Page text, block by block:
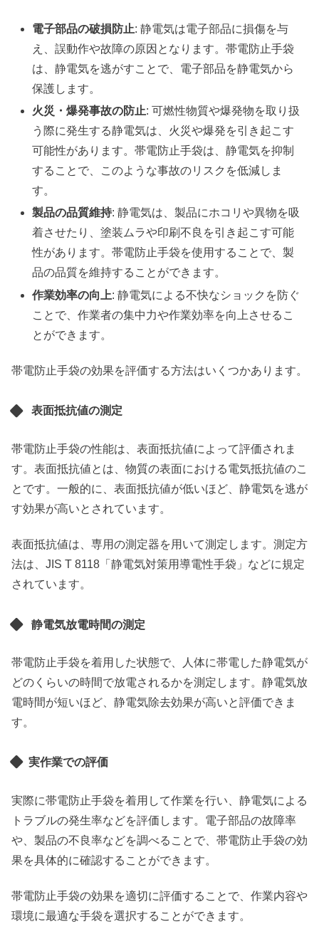
電子部品の破損防止: 静電気は電子部品に損傷を与
え、誤動作や故障の原因となります。帯電防止手袋
は、静電気を逃がすことで、電子部品を静電気から
保護します。
火災・爆発事故の防止: 可燃性物質や爆発物を取り扱
う際に発生する静電気は、火災や爆発を引き起こす
可能性があります。帯電防止手袋は、静電気を抑制
することで、このような事故のリスクを低減しま
す。
製品の品質維持: 静電気は、製品にホコリや異物を吸
着させたり、塗装ムラや印刷不良を引き起こす可能
性があります。帯電防止手袋を使用することで、製
品の品質を維持することができます。
作業効率の向上: 静電気による不快なショックを防ぐ
ことで、作業者の集中力や作業効率を向上させるこ
とができます。
帯電防止手袋の効果を評価する方法はいくつかあります。
表面抵抗値の測定
帯電防止手袋の性能は、表面抵抗値によって評価されま
す。表面抵抗値とは、物質の表面における電気抵抗値のこ
とです。一般的に、表面抵抗値が低いほど、静電気を逃が
す効果が高いとされています。
表面抵抗値は、専用の測定器を用いて測定します。測定方
法は、JIS T 8118「静電気対策用導電性手袋」などに規定
されています。
静電気放電時間の測定
帯電防止手袋を着用した状態で、人体に帯電した静電気が
どのくらいの時間で放電されるかを測定します。静電気放
電時間が短いほど、静電気除去効果が高いと評価できま
す。
実作業での評価
実際に帯電防止手袋を着用して作業を行い、静電気による
トラブルの発生率などを評価します。電子部品の故障率
や、製品の不良率などを調べることで、帯電防止手袋の効
果を具体的に確認することができます。
帯電防止手袋の効果を適切に評価することで、作業内容や
環境に最適な手袋を選択することができます。